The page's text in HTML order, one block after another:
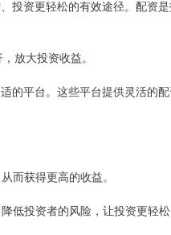
投资更轻松的有效途径。配资
放大投资收益。
的平台。这些平台提供灵活的
而获得更高的收益。
低投资者的风险，让投资更轻松